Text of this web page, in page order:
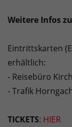
Weitere Infos
Eintrittskarten
erhältlich:
- Reisebüro
- Trafik
TICKETS: HIER